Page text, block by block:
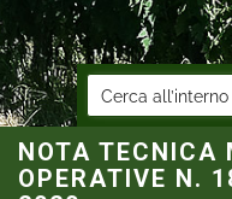
NOTA TECNICA
OPERATIVE N.